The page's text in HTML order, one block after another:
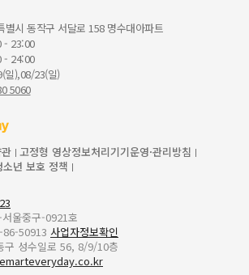
별시 동작구 서달로 158 명수대아파트
- 23:00
- 24:00
일),08/23(일)
5060
고정형 영상정보처리기기운영·관리방침
소년 보호 정책
울중구-0921호
86-50913 사업자정보확인
구 성수일로 56, 8/9/10층